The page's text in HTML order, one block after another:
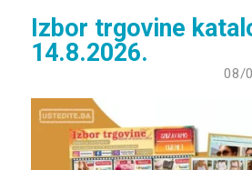
Izbor trgovine
14.8.2026.
08/